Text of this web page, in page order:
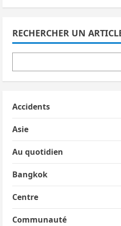
RECHERCHER UN
Accidents
Asie
Au quotidien
Bangkok
Centre
Communauté